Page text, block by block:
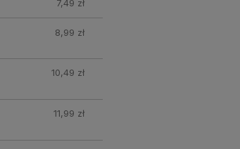
7,49 zł
8,99 zł
10,49 zł
11,99 zł